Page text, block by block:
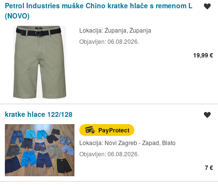
Petrol Industries muške Chino kratke hlače s remenom L
(NOVO)
Lokacija:Županja, Županja
Objavljen:06.08.2026.
19,99 €
kratke hlace 122/128
PayProtect
Lokacija: Novi Zagreb - Zapad, Blato
Objavljen:06.08.2026.
7 €